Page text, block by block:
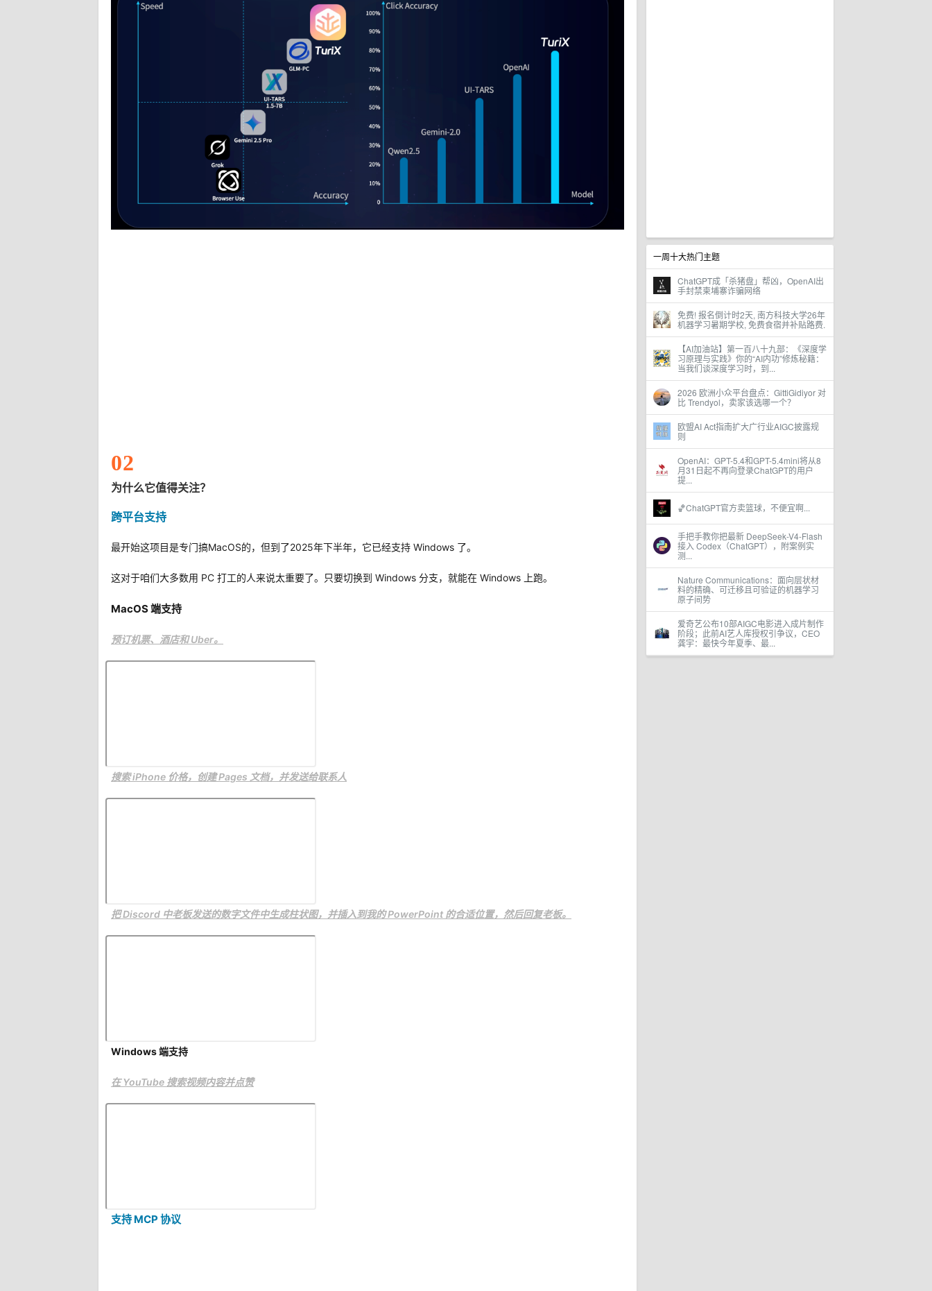
一周十大热门主题
ChatGPT成「杀猪盘」帮凶，OpenAI出
手封禁柬埔寨诈骗网络
免费! 报名倒计时2天, 南方科技大学26年
机器学习暑期学校, 免费食宿并补贴路费.
【AI加油站】第一百八十九部：《深度学
习原理与实践》你的“AI内功”修炼秘籍：
当我们谈深度学习时，到...
2026 欧洲小众平台盘点：GittiGidiyor 对
比 Trendyol，卖家该选哪一个？
欧盟AI Act指南扩大广行业AIGC披露规
则
OpenAI：GPT-5.4和GPT-5.4mini将从8
月31日起不再向登录ChatGPT的用户
提...
🏀ChatGPT官方卖篮球，不便宜啊...
手把手教你把最新 DeepSeek-V4-Flash
接入 Codex（ChatGPT），附案例实
测...
Nature Communications：面向层状材
料的精确、可迁移且可验证的机器学习
原子间势
爱奇艺公布10部AIGC电影进入成片制作
阶段；此前AI艺人库授权引争议，CEO
龚宇：最快今年夏季、最...
02
为什么它值得关注？
跨平台支持
最开始这项目是专门搞MacOS的，但到了2025年下半年，它已经支持 Windows 了。
这对于咱们大多数用 PC 打工的人来说太重要了。只要切换到 Windows 分支，就能在 Windows 上跑。
MacOS 端支持
预订机票、酒店和 Uber。
搜索 iPhone 价格，创建 Pages 文档，并发送给联系人
把 Discord 中老板发送的数字文件中生成柱状图，并插入到我的 PowerPoint 的合适位置，然后回复老板。
Windows 端支持
在 YouTube 搜索视频内容并点赞
支持 MCP 协议